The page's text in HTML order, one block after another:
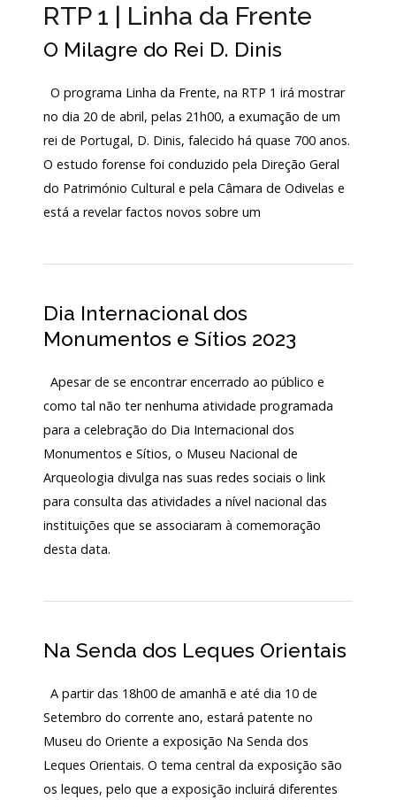
e
Protocolos
colaboração
Público
e
voluntariado
Login
MNA
ESCUTA
EXTERNA
ANOS
MNA
Exposições
Cooperação
RTP 1 | Linha da Frente
O Milagre do Rei D. Dinis
O programa Linha da Frente, na RTP 1 irá mostrar
no dia 20 de abril, pelas 21h00, a exumação de um
rei de Portugal, D. Dinis, falecido há quase 700 anos.
O estudo forense foi conduzido pela Direção Geral
do Património Cultural e pela Câmara de Odivelas e
está a revelar factos novos sobre um
Dia Internacional dos
Monumentos e Sítios 2023
Apesar de se encontrar encerrado ao público e
como tal não ter nenhuma atividade programada
para a celebração do Dia Internacional dos
Monumentos e Sítios, o Museu Nacional de
Arqueologia divulga nas suas redes sociais o link
para consulta das atividades a nível nacional das
instituições que se associaram à comemoração
desta data.
Na Senda dos Leques Orientais
A partir das 18h00 de amanhã e até dia 10 de
Setembro do corrente ano, estará patente no
Museu do Oriente a exposição Na Senda dos
Leques Orientais. O tema central da exposição são
os leques, pelo que a exposição incluirá diferentes